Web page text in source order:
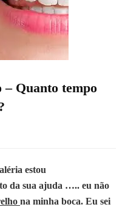
Quanto tempo
estou
da sua ajuda ….. eu não
na minha boca. Eu sei